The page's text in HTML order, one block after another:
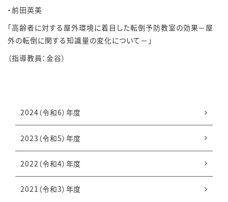
2024（令和6）年度
2023（令和5）年度
2022（令和4）年度
2021（令和3）年度
・前田英美
「高齢者に対する屋外環境に着目した転倒予防教室の効果－屋
外の転倒に関する知識量の変化について－」
（指導教員：金谷）